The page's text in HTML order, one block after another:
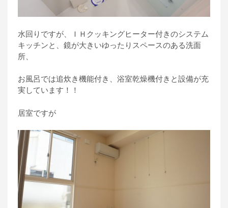
水回りですが、ＩＨクッキングヒーター付きのシステム
キッチンと、鏡が大きいゆったりスペースのある洗面
所、
お風呂では追炊き機能付き、浴室乾燥機付きと設備が充
実しています！！
居室ですが